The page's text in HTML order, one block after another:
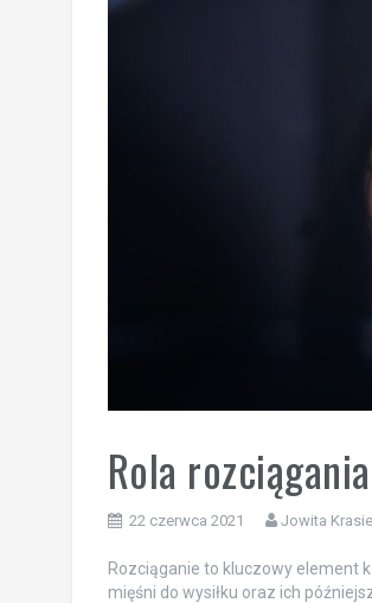
Rola
22 czerwca 2021 Jowita
Rozciąganie to kluczowy element
mięśni do wysiłku oraz ich